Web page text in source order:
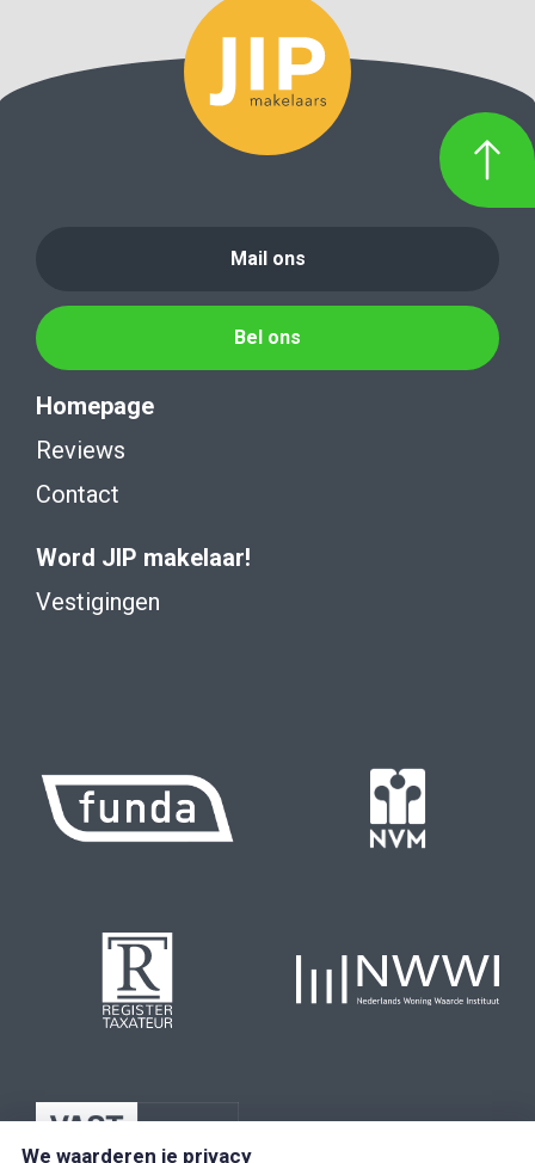
Mail ons
Bel ons
Homepage
Reviews
Contact
Word JIP makelaar!
Vestigingen
We waarderen je privacy